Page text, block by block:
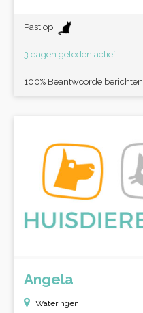
Past op:
3 dagen geleden actief
100% Beantwoorde berichten
Angela
Wateringen